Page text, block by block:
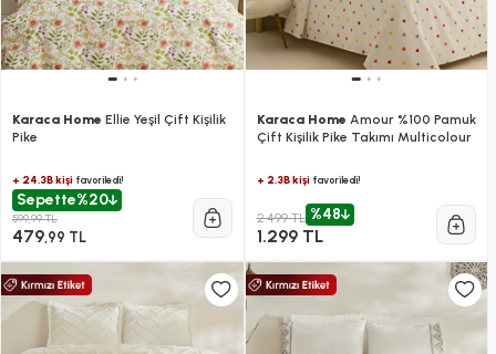
Karaca Home Ellie Yeşil Çift Kişilik
Pike
+ 24.3B kişi favoriledi!
Sepette%20
599,99 TL
479,99 TL
Karaca Home Amour %100 Pamuk
Çift Kişilik Pike Takımı Multicolour
+ 2.3B kişifavoriledi!
2.499 TL %48
1.299 TL